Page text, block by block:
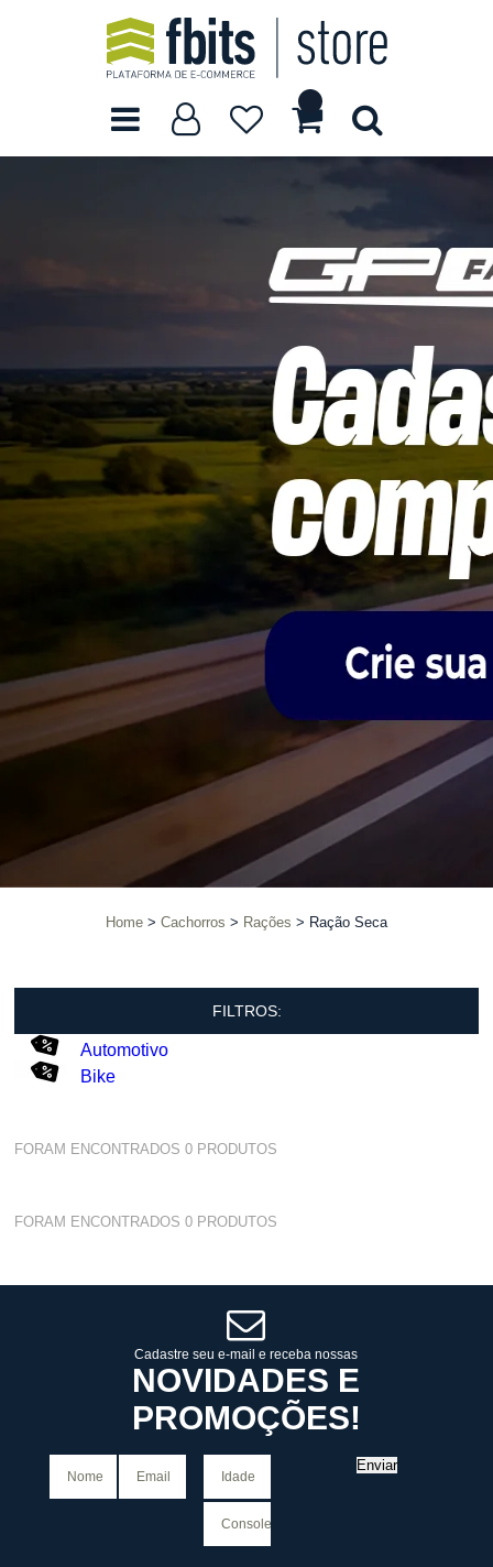
Home Cachorros Rações Ração Seca
FILTROS:
Automotivo
Bike
FORAM ENCONTRADOS0 PRODUTOS
FORAM ENCONTRADOS0 PRODUTOS
Cadastre seu e-mail e receba nossas
NOVIDADES E
PROMOÇÕES!
Enviar